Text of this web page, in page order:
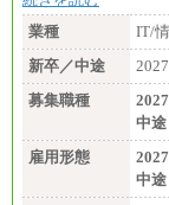
※詳
総
※詳
＜有
■(
有
※詳
業種
IT/
新卒／中途
募集職種
中途
雇用形態
中途